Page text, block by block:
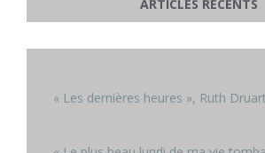
ARTICLES RÉCENTS
« Les dernières heures », Ruth Druart